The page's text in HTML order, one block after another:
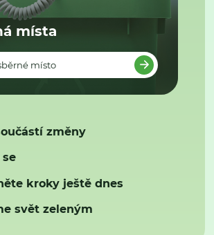
místa
místo
změny
kroky ještě dnes
svět zeleným